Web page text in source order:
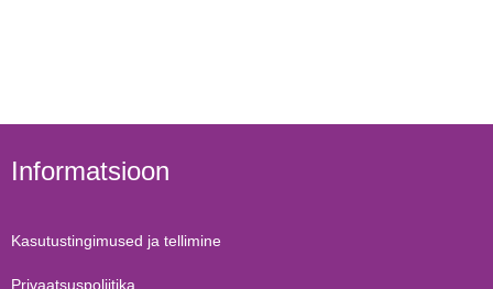
Informatsioon
Kasutustingimused ja tellimine
Privaatsuspoliitika